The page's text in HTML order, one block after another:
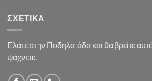
ΣΧΕΤΙΚΆ
Ελάτε στην Ποδηλατάδα και θα βρείτε
ψάχνετε.